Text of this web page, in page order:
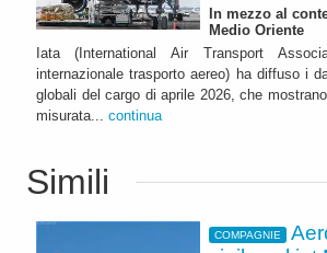
In mezzo al
Medio Oriente
Iata (International Air Transport
internazionale trasporto aereo) ha diffuso i
globali del cargo di aprile 2026, che
misurata... continua
Simili
COMPAGNIE